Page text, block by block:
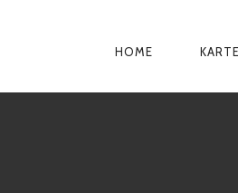
PRIMÄR-
HOME KARTE